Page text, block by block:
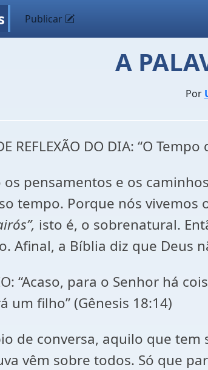
Publicar
A
Por
REFLEXÃO DO DIA: “O
os pensamentos e os
tempo. Porque nós vivemos
isto é, o sobrenatural.
Afinal, a Bíblia diz que Deus
“Acaso, para o Senhor há
um filho” (Gênesis 18:14)
de conversa, aquilo que
vêm sobre todos. Só que